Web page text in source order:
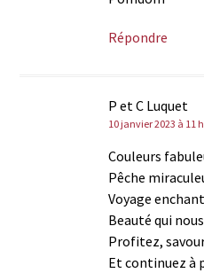
Répondre
P et C Luquet
10 janvier 2023 à 11
Couleurs
Pêche
Voyage
Beauté qui
Profitez,
Et continuez